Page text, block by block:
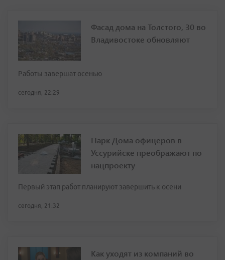
Фасад дома на Толстого, 30 во
Владивостоке обновляют
Работы завершат осенью
сегодня, 22:29
Парк Дома офицеров в
Уссурийске преображают по
нацпроекту
Первый этап работ планируют завершить к осени
сегодня, 21:32
Как уходят из компаний во